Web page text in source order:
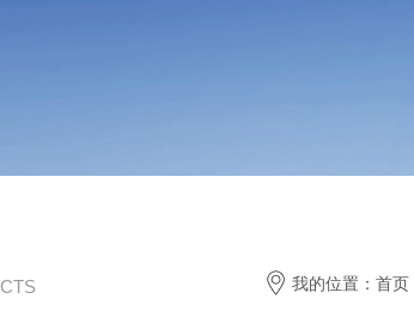
我的位置： 首页